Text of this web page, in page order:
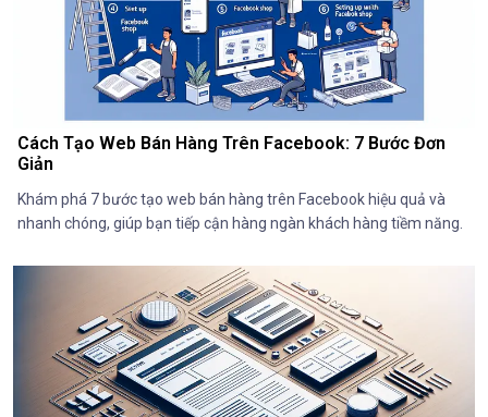
Cách Tạo Web Bán Hàng Trên Facebook: 7 Bước Đơn
Giản
Khám phá 7 bước tạo web bán hàng trên Facebook hiệu quả và
nhanh chóng, giúp bạn tiếp cận hàng ngàn khách hàng tiềm năng.